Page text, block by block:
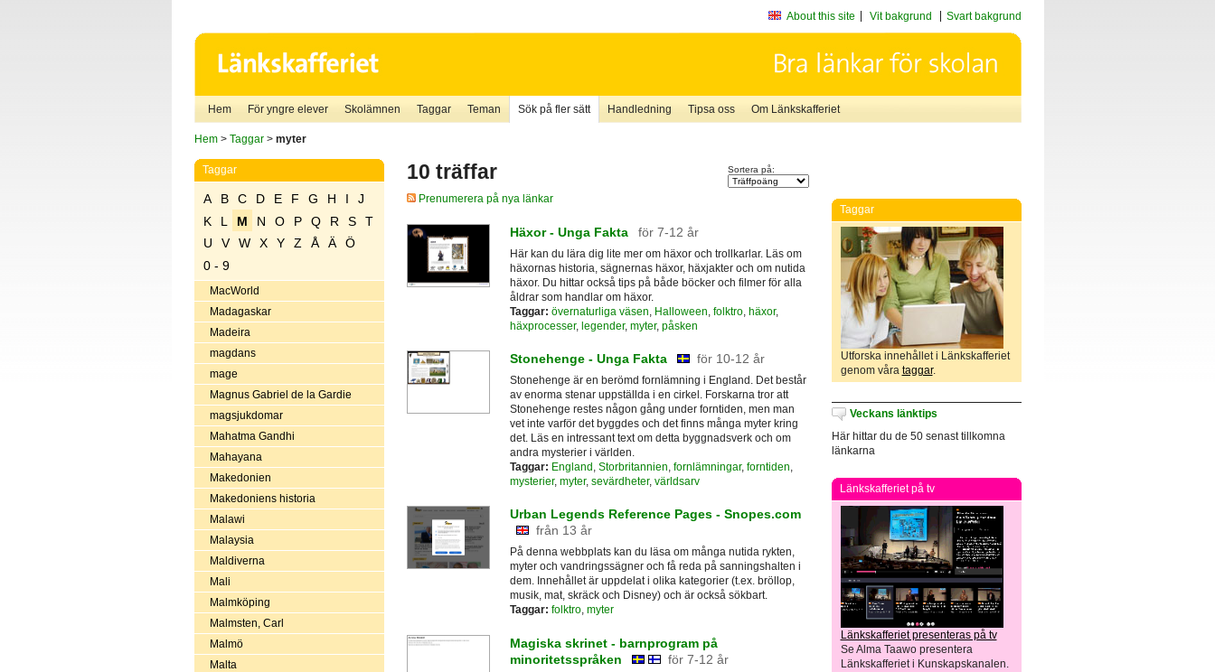
About this site Vit bakgrund Svart bakgrund
Hem För yngre elever Skolämnen Taggar Teman Sök på fler sätt Handledning Tipsa oss Om Länkskafferiet
Hem> Taggar> myter
Taggar
A B C D E F G H I
J
K
L M N O P Q R S
T
U
V W X Y Z Å Ä
Ö
0 - 9
MacWorld
Madagaskar
Madeira
magdans
mage
Magnus Gabriel de la Gardie
magsjukdomar
Mahatma Gandhi
Mahayana
Makedonien
Makedoniens historia
Malawi
Malaysia
Maldiverna
Mali
Malmköping
Malmsten, Carl
Malmö
Malta
10 träffar Sortera på:
Prenumerera på nya länkar
Häxor - Unga Fakta för 7-12 år
Här kan du lära dig lite mer om häxor och trollkarlar. Läs om
häxornas historia, sägnernas häxor, häxjakter och om nutida
häxor. Du hittar också tips på både böcker och filmer för alla
åldrar som handlar om häxor.
Taggar: övernaturliga väsen Halloween folktro, häxor,
häxprocesser, legender, myter, påsken
Stonehenge - Unga Fakta för 10-12 år
Stonehenge är en berömd fornlämning i England. Det består
av enorma stenar uppställda i en cirkel. Forskarna tror att
Stonehenge restes någon gång under forntiden, men man
vet inte varför det byggdes och det finns många myter kring
det. Läs en intressant text om detta byggnadsverk och om
andra mysterier i världen.
Taggar: England , Storbritannien, fornlämningar, forntiden,
mysterier, myter, sevärdheter, världsarv
Urban Legends Reference Pages - Snopes.com
från 13 år
På denna webbplats kan du läsa om många nutida rykten,
myter och vandringssägner och få reda på sanningshalten i
dem. Innehållet är uppdelat i olika kategorier (t.ex. bröllop,
musik, mat, skräck och Disney) och är också sökbart.
Taggar: folktro, myter
Magiska skrinet - barnprogram på
minoritetsspråken
för 7-12 år
Taggar
Utforska innehållet i Länkskafferiet
genom våra taggar.
Veckans länktips
Här hittar du de 50 senast tillkomna
länkarna
Länkskafferiet på tv
Länkskafferiet presenteras på tv
Se Alma Taawo presentera
Länkskafferiet i Kunskapskanalen.